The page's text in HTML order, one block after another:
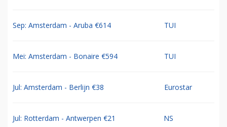
Sep: Amsterdam - Aruba €614 TUI
Mei: Amsterdam - Bonaire €594 TUI
Jul: Amsterdam - Berlijn €38 Eurostar
Jul: Rotterdam - Antwerpen €21 NS